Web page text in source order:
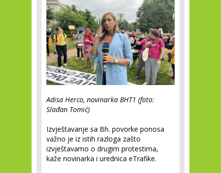
Adisa Herco, novinarka BHT1 (foto:
Slađan Tomić)
Izvještavanje sa Bh. povorke ponosa
važno je iz istih razloga zašto
izvještavamo o drugim protestima,
kaže novinarka i urednica eTrafike.